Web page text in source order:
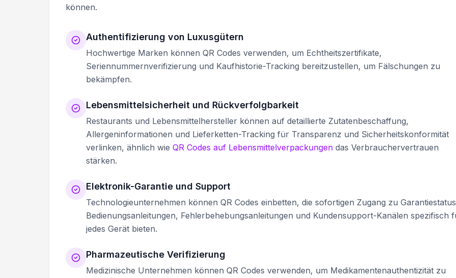
können.
Authentifizierung von Luxusgütern
Hochwertige Marken können QR Codes verwenden, um Echtheitszertifikate,
Seriennummernverifizierung und Kaufhistorie-Tracking bereitzustellen, um Fälschungen zu
bekämpfen.
Lebensmittelsicherheit und Rückverfolgbarkeit
Restaurants und Lebensmittelhersteller können auf detaillierte Zutatenbeschaffung,
Allergeninformationen und Lieferketten-Tracking für Transparenz und Sicherheitskonformität
verlinken, ähnlich wie QR Codes auf Lebensmittelverpackungen das Verbrauchervertrauen
stärken.
Elektronik-Garantie und Support
Technologieunternehmen können QR Codes einbetten, die sofortigen Zugang zu
Bedienungsanleitungen, Fehlerbehebungsanleitungen und Kundensupport-Kanälen spezifisch
jedes Gerät bieten.
Pharmazeutische Verifizierung
Medizinische Unternehmen können QR Codes verwenden, um Medikamentenauthentizität zu